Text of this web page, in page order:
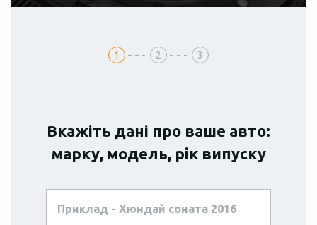
1 2 3
Вкажіть дані про ваше авто:
марку, модель, рік випуску